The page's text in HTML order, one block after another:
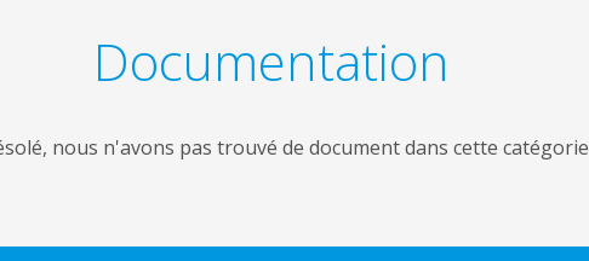
Documentation
nous n'avons pas trouvé de document dans cette catégorie